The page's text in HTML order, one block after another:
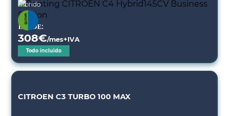
Híbrido
Desde:
308€/mes+IVA
Todo incluido
CITROEN C3 TURBO 100 MAX